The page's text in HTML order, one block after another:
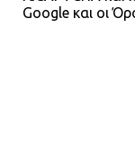
Google και οι